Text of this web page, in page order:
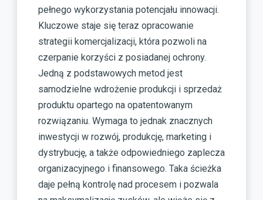
pełnego wykorzystania potencjału innowacji.
Kluczowe staje się teraz opracowanie
strategii komercjalizacji, która pozwoli na
czerpanie korzyści z posiadanej ochrony.
Jedną z podstawowych metod jest
samodzielne wdrożenie produkcji i sprzedaż
produktu opartego na opatentowanym
rozwiązaniu. Wymaga to jednak znacznych
inwestycji w rozwój, produkcję, marketing i
dystrybucję, a także odpowiedniego zaplecza
organizacyjnego i finansowego. Taka ścieżka
daje pełną kontrolę nad procesem i pozwala